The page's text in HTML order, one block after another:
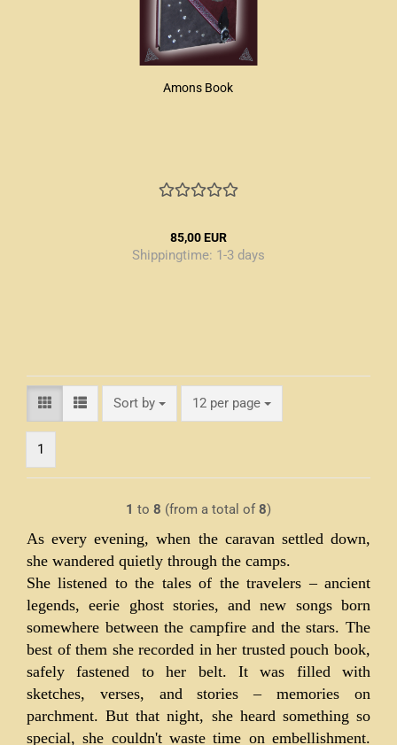
Amons Book
85,00 EUR
Shippingtime: 1-3 days
Sort by
Sort by 12 per page
per page
1
1 to 8 (from a total of8)
As every evening, when the caravan settled down,
she wandered quietly through the camps.
She listened to the tales of the travelers – ancient
legends, eerie ghost stories, and new songs born
somewhere between the campfire and the stars. The
best of them she recorded in her trusted pouch book,
safely fastened to her belt. It was filled with
sketches, verses, and stories – memories on
parchment. But that night, she heard something so
special, she couldn't waste time on embellishment.